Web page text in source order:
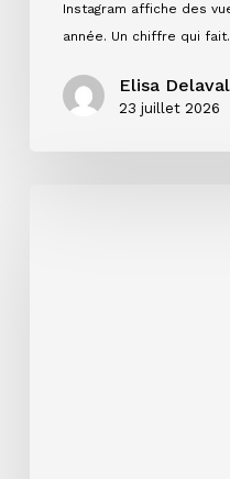
Instagram affiche des
année. Un chiffre qui
Elisa
23 juillet 2026